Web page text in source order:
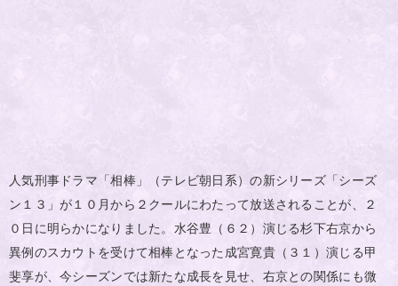
人気刑事ドラマ「相棒」（テレビ朝日系）の新シリーズ「シーズ
ン１３」が１０月から２クールにわたって放送されることが、２
０日に明らかになりました。水谷豊（６２）演じる杉下右京から
異例のスカウトを受けて相棒となった成宮寛貴（３１）演じる甲
斐享が、今シーズンでは新たな成長を見せ、右京との関係にも微